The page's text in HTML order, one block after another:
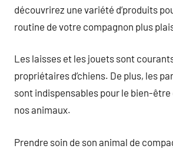
découvrirez une variété d’produits
routine de votre compagnon plus
Les laisses et les jouets sont
propriétaires d’chiens. De plus, les
sont indispensables pour le bien-être
nos animaux.
Prendre soin de son animal de